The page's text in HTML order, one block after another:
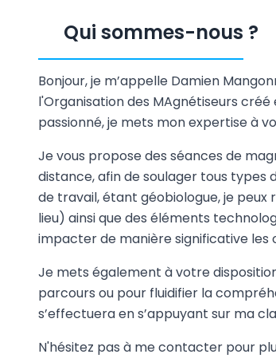
Qui sommes-nous ?
Bonjour, je m’appelle Damien
l'Organisation des MAgnétiseurs créé
passionné, je mets mon expertise à
Je vous propose des séances de
distance, afin de soulager tous types
de travail, étant géobiologue, je
lieu) ainsi que des éléments
impacter de manière significative les
Je mets également à votre
parcours ou pour fluidifier la
s’effectuera en s’appuyant sur ma
N'hésitez pas à me contacter pour